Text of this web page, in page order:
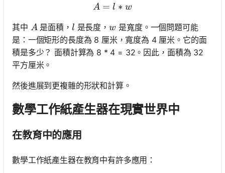
A = l * w
A = l ∗ w
其中 A
A 是面積， l
l 是長度， w
w 是寬度。一個問題可能
是：一個矩形的長度為 8 厘米，寬度為 4 厘米。它的面
積是多少？ 面積計算為 8 * 4 = 32。因此，面積為 32
平方厘米。
然後進展到更複雜的形狀和計算。
數學工作紙產生器在現實世界中
在教育中的應用
數學工作紙產生器在教育中有許多應用：